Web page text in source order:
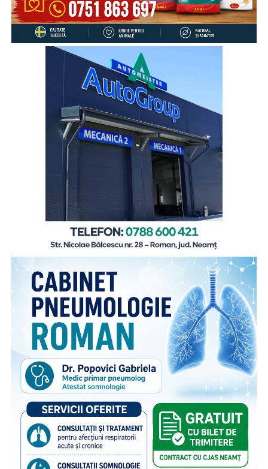
dată pe săptămână, 17% mai rar, iar 4% preferă să discute
despre aceste aspecte cu altcineva.
„Cu toate că înțeleg rațional motivele care i-au determinat
pe părinți să plece în străinătate, pentru a le putea asigura
un trai decent, copiii rămași cel mai adesea în grija rudelor
din țară resimt absența părinților zi de zi, mai ales atunci
când au probleme, simt nevoia să fie sfătuiți sau să fie
sprijiniți emoțional. De aceea comunicarea cu părinții este
esențială, chiar și de la distanță, pentru că ea îi dă
copilului sentimentul de siguranță de care are atâta
explică
Gabriela Alexandrescu, Președinte
Executiv Salvați Copiii România.
În acest context, Organizația Salvați Copiii România
lansează activitățile din cadrul ediției 2026 a proiectului
„Sună-i zilnic! Conexiune dincolo de granițe”, finanțat de
Departamentul pentru Românii de Pretutindeni și adresat
părinților români care muncesc în străinătate. Proiectul
face parte din campania națională multianuală cu același
nume, care reunește, sub același concept, o serie de
inițiative menite să sprijine copiii rămași în țară și familiile
acestora. Pe lângă activitățile dedicate părinților din
diaspora, campania include acțiuni adresate persoanelor în
grija cărora rămân copiii, membrilor comunității și
specialiștilor din domeniile asistenței sociale și educației,
cu scopul de a susține bunăstarea emoțională a copiilor și
menținerea relației acestora cu părinții plecați la muncă în
străinătate. Campania se bucură de susținerea Autorității
Naționale pentru Protecția Drepturilor Copilului și Adopție,
a Poliției de Frontieră Române și Aeroporturilor Craiova,
Cluj-Napoca, Iași, Suceava.